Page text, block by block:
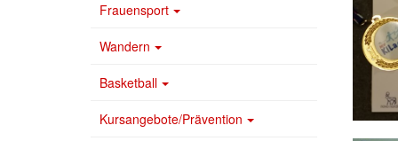
Frauensport
Wandern
Basketball
Kursangebote/Prävention